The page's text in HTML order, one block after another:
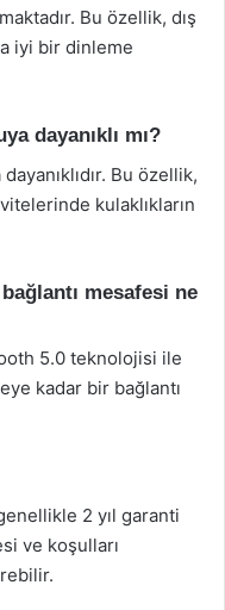
Bu özellik, dış
iyi bir dinleme
dayanıklı mı?
Bu özellik,
kulaklıkların
mesafesi ne
5.0 teknolojisi ile
kadar bir bağlantı
2 yıl garanti
ve koşulları